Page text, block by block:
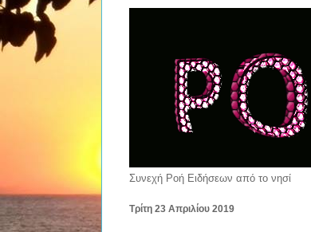
Συνεχή Ροή Ειδήσεων από το νησί
Τρίτη 23 Απριλίου 2019